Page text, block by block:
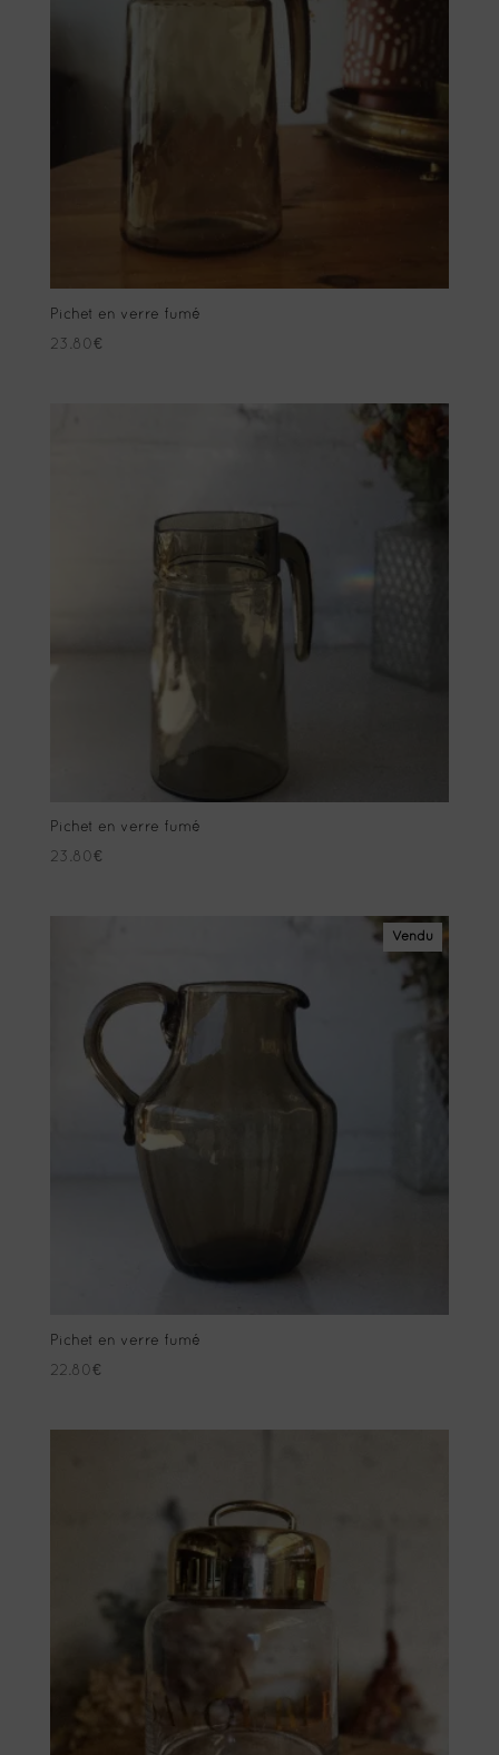
Pichet en verre fumé
23.80€
Pichet en verre fumé
23.80€
Vendu
Pichet en verre fumé
22.80€